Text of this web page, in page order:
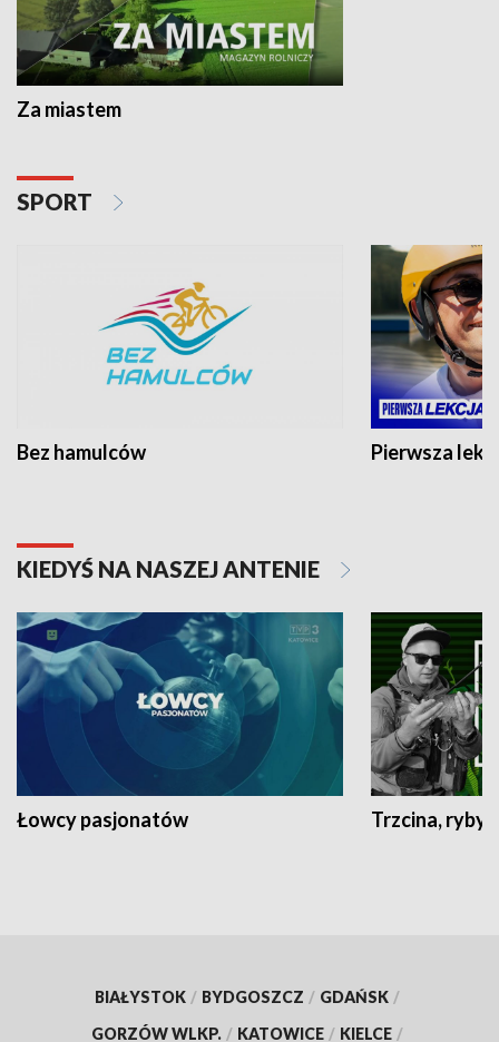
Za miastem
SPORT
Bez hamulców Pierwsza
KIEDYŚ NA NASZEJ ANTENIE
Łowcy pasjonatów Trzcina, ryby
BIAŁYSTOK / BYDGOSZCZ / GDAŃSK /
GORZÓW WLKP. / KATOWICE / KIELCE /